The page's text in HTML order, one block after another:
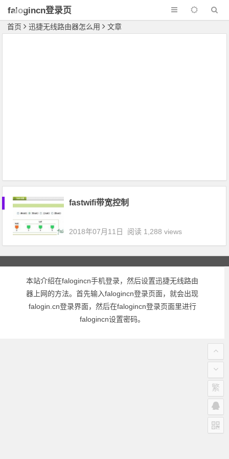
falogincn登录页
面
首页 迅捷无线路由器怎么用 文章
fastwifi带宽控制
2018年07月11日 阅读 1,288 views
本站介绍在falogincn手机登录，然后设置迅捷无线路由
器上网的方法。首先输入falogincn登录页面，就会出现
falogin.cn登录界面，然后在falogincn登录页面里进行
falogincn设置密码。
繁